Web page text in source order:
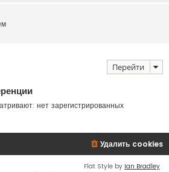
Перейти
нет зарегистрированных
Удалить cookies
Flat Style by Ian Bradley